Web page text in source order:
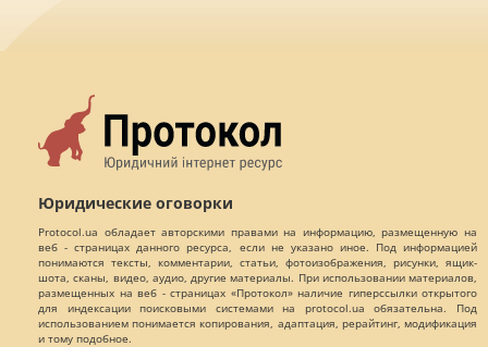
Юридические оговорки
Protocol.ua обладает авторскими правами на информацию, размещенную на
веб - страницах данного ресурса, если не указано иное. Под информацией
понимаются тексты, комментарии, статьи, фотоизображения, рисунки, ящик-
шота, сканы, видео, аудио, другие материалы. При использовании материалов,
размещенных на веб - страницах «Протокол» наличие гиперссылки открытого
для индексации поисковыми системами на protocol.ua обязательна. Под
использованием понимается копирования, адаптация, рерайтинг, модификация
и тому подобное.